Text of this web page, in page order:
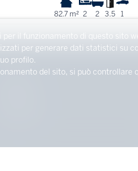
82.7 m² 2 2 3.5 1
il funzionamento di questo sito
per generare dati statistici su
profilo.
del sito, si può controllare